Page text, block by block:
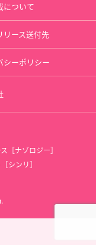
について
リース送付先
シーポリシー
［ナゾロジー］
シンリ］